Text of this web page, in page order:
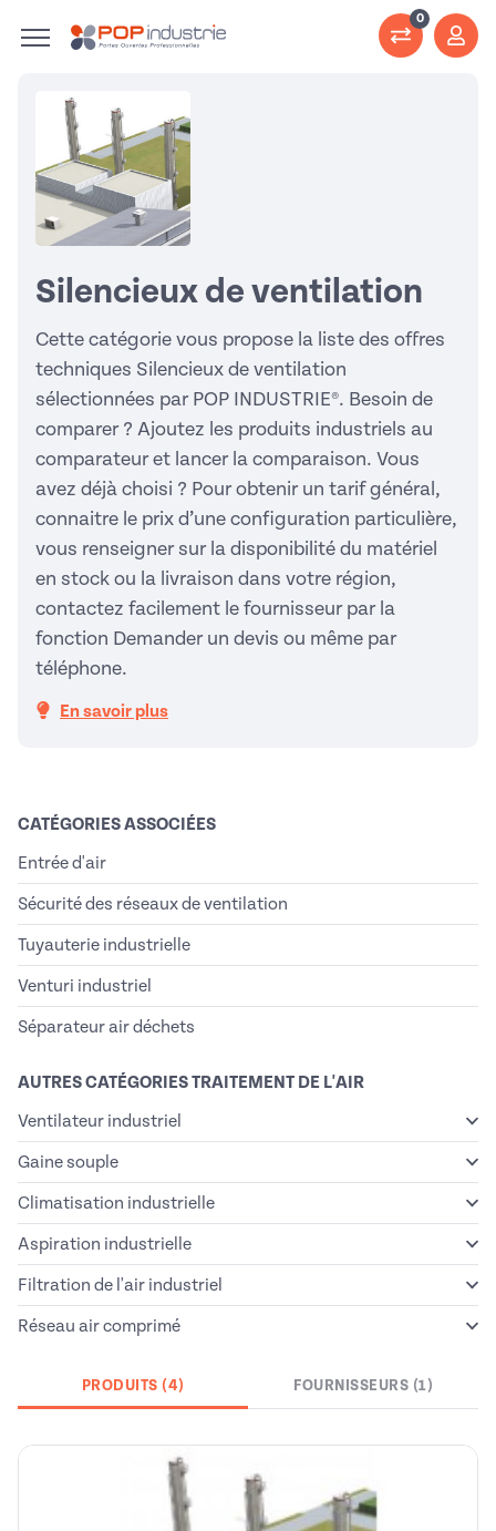
0
Silencieux de ventilation
Cette catégorie vous propose la liste des offres
techniques Silencieux de ventilation
sélectionnées par POP INDUSTRIE®. Besoin de
comparer ? Ajoutez les produits industriels au
comparateur et lancer la comparaison. Vous
avez déjà choisi ? Pour obtenir un tarif général,
connaitre le prix d’une configuration particulière,
vous renseigner sur la disponibilité du matériel
en stock ou la livraison dans votre région,
contactez facilement le fournisseur par la
fonction Demander un devis ou même par
téléphone.
En savoir plus
CATÉGORIES ASSOCIÉES
Entrée d'air
Sécurité des réseaux de ventilation
Tuyauterie industrielle
Venturi industriel
Séparateur air déchets
AUTRES CATÉGORIES TRAITEMENT DE L'AIR
Ventilateur industriel
Gaine souple
Climatisation industrielle
Aspiration industrielle
Filtration de l'air industriel
Réseau air comprimé
PRODUITS (4) FOURNISSEURS (1)